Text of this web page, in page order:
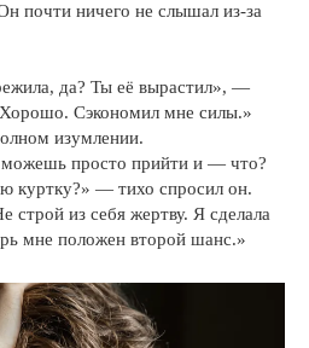
почти ничего не слышал из-за
да? Ты её вырастил», —
Сэкономил мне силы.»
изумлении.
просто прийти и — что?
куртку?» — тихо спросил он.
строй из себя жертву. Я сделала
мне положен второй шанс.»